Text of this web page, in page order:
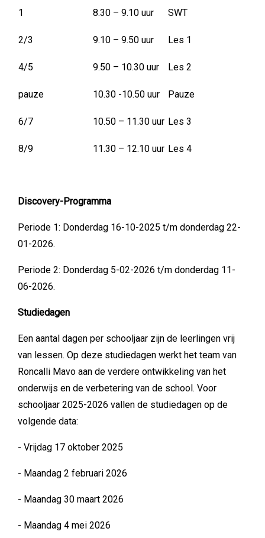
1 8.30 – 9.10 uur SWT
2/3 9.10 – 9.50 uur Les 1
4/5 9.50 – 10.30 uur Les 2
pauze 10.30 -10.50 uur Pauze
6/7 10.50 – 11.30 uur Les 3
8/9 11.30 – 12.10 uur Les 4
Discovery-Programma
Periode 1: Donderdag 16-10-2025 t/m donderdag 22-
01-2026.
Periode 2: Donderdag 5-02-2026 t/m donderdag 11-
06-2026.
Studiedagen
Een aantal dagen per schooljaar zijn de leerlingen vrij
van lessen. Op deze studiedagen werkt het team van
Roncalli Mavo aan de verdere ontwikkeling van het
onderwijs en de verbetering van de school. Voor
schooljaar 2025-2026 vallen de studiedagen op de
volgende data:
- Vrijdag 17 oktober 2025
- Maandag 2 februari 2026
- Maandag 30 maart 2026
- Maandag 4 mei 2026